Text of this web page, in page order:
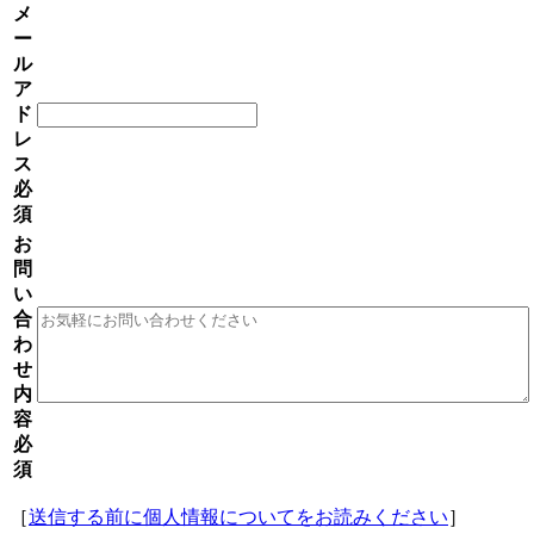
メ
ー
ル
ア
ド
レ
ス
必
須
お
問
い
合
わ
せ
内
容
必
須
［送信する前に個人情報についてをお読みください］